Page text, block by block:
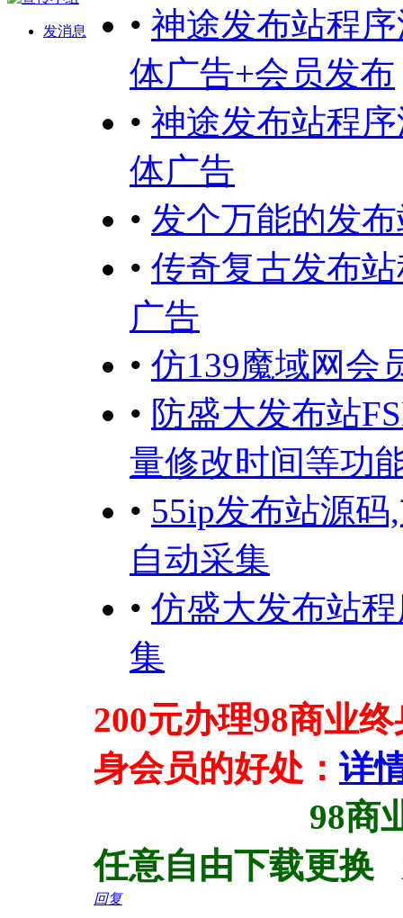
发消息 • 神途发布站程
体广告+会员发布
• 神途发布站程
体广告
• 发个万能的发
• 传奇复古发布
广告
• 仿139魔域网会
• 防盛大发布站
量修改时间等功
• 55ip发布站源
自动采集
• 仿盛大发布站
集
200元办理98商业
身会员的好处： 详
98商业终身
任意自由下载更换
回复